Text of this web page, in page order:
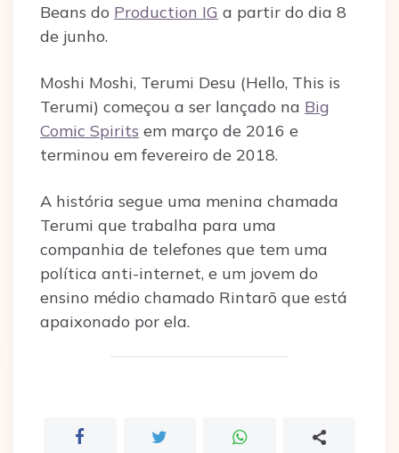
Beans do Production IG a partir do dia 8
de junho.
Moshi Moshi, Terumi Desu (Hello, This is
Terumi) começou a ser lançado na Big
Comic Spirits em março de 2016 e
terminou em fevereiro de 2018.
A história segue uma menina chamada
Terumi que trabalha para uma
companhia de telefones que tem uma
política anti-internet, e um jovem do
ensino médio chamado Rintarō que está
apaixonado por ela.